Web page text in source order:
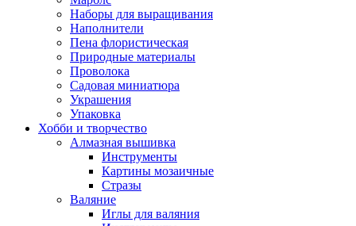
Наборы для выращивания
Наполнители
Пена флористическая
Природные материалы
Проволока
Садовая миниатюра
Украшения
Упаковка
Хобби и творчество
Алмазная вышивка
Инструменты
Картины мозаичные
Стразы
Валяние
Иглы для валяния